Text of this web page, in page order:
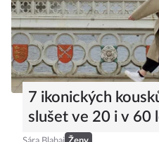
7 ikonických
slušet ve 20 i v 60